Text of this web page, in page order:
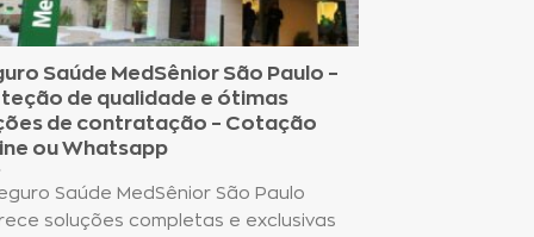
Saúde MedSênior São Paulo –
de qualidade e ótimas
de contratação – Cotação
ou Whatsapp
Saúde MedSênior São Paulo
soluções completas e exclusivas